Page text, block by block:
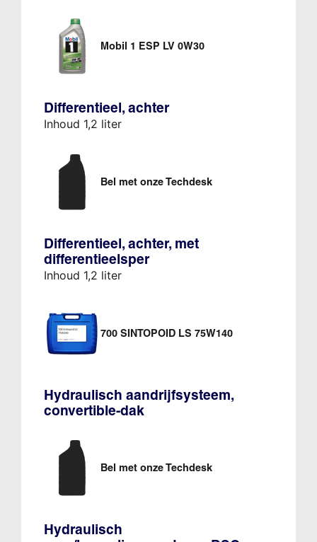
Mobil 1 ESP LV 0W30
Differentieel, achter
Inhoud 1,2 liter
Bel met onze Techdesk
Differentieel, achter, met
differentieelsper
Inhoud 1,2 liter
700 SINTOPOID LS 75W140
Hydraulisch aandrijfsysteem,
convertible-dak
Bel met onze Techdesk
Hydraulisch